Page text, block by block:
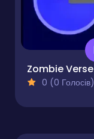
Zombie Verse
0 (0 Голосів)